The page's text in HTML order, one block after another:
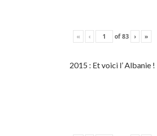
« ‹ of83 › »
2015 : Et voici l’ Albanie !